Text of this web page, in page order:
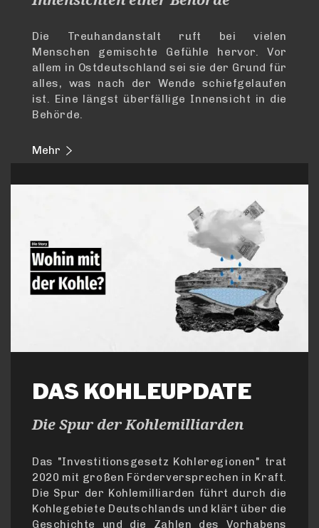
Die Treuhandanstalt ruft bei vielen
Menschen gemischte Gefühle hervor. Vor
allem in Ostdeutschland sei sie der Grund für
alles, was nach der Wende schiefgelaufen
ist. Eine längst überfällige Innensicht in die
Behörde.
Mehr
DAS KOHLEUPDATE
Die Spur der Kohlemilliarden
Das "Investitionsgesetz Kohleregionen" trat
2020 mit großen Förderversprechen in Kraft.
Die Spur der Kohlemilliarden führt durch die
Kohlegebiete Deutschlands und klärt über die
Geschichte und die Zahlen des Vorhabens